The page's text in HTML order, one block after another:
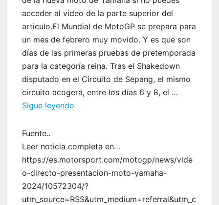
acceder al vídeo de la parte superior del
articulo.El Mundial de MotoGP se prepara para
un mes de febrero muy movido. Y es que son
días de las primeras pruebas de pretemporada
para la categoría reina. Tras el Shakedown
disputado en el Circuito de Sepang, el mismo
circuito acogerá, entre los días 6 y 8, el …
Sigue leyendo
Fuente..
Leer noticia completa en…
https://es.motorsport.com/motogp/news/vide
o-directo-presentacion-moto-yamaha-
2024/10572304/?
utm_source=RSS&utm_medium=referral&utm_c